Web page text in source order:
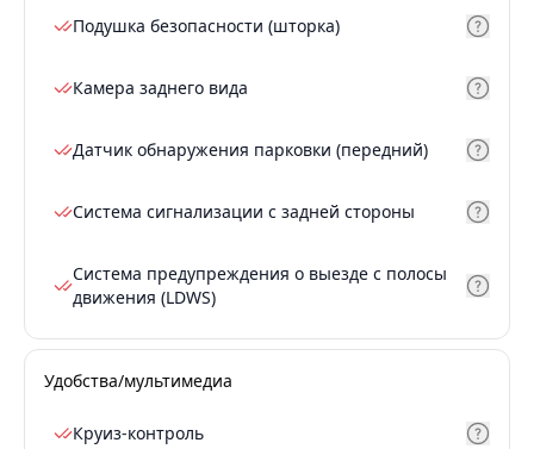
Подушка безопасности (шторка)
Камера заднего вида
Датчик обнаружения парковки (передний)
Система сигнализации с задней стороны
Система предупреждения о выезде с полосы
движения (LDWS)
Удобства/мультимедиа
Круиз-контроль